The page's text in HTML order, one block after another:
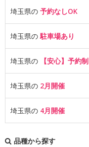
埼玉県の 予約なしOK
埼玉県の駐車場あり
埼玉県の 【安心】予約制
埼玉県の 2月開催
埼玉県の 4月開催
品種から探す